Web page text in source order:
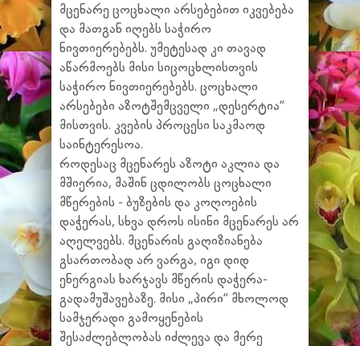
მცენარე ცოცხალი არსებებით იკვებება
და მათგან იღებს საჭირო
ნივთიერებებს. უმეტესად კი თავად
აწარმოებს მისი სიცოცხლისთვის
საჭირო ნივთიერებებს. ცოცხალი
არსებები აზოტშემცველი „დესერტია“
მისთვის. კვების პროცესი საკმაოდ
საინტერესოა.
როდესაც მცენარეს აზოტი აკლია და
მშიერია, მაშინ ცდილობს ცოცხალი
მწერების - ბუზების და კოღოების
დაჭერას, სხვა დროს ისინი მცენარეს არ
აღელვებს. მცენარის გაღიზიანება
გსართობად არ ვარგა, იგი დიდ
ენერგიას ხარჯავს მწერის დაჭერა-
გადამუშავებაზე. მისი „პირი“ მხოლოდ
სამჯერადი გამოყენების
შესაძლებლობას იძლევა და მერე